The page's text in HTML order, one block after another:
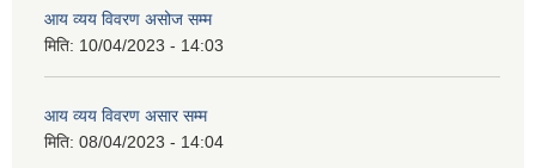
आय व्यय विवरण असोज सम्म
मिति: 10/04/2023 - 14:03
आय व्यय विवरण असार सम्म
मिति: 08/04/2023 - 14:04